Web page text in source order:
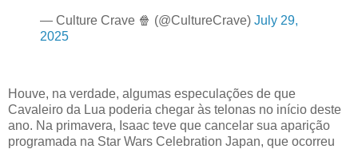
— Culture Crave 🍿 (@CultureCrave) July 29,
2025
Houve, na verdade, algumas especulações de que
Cavaleiro da Lua poderia chegar às telonas no início deste
ano. Na primavera, Isaac teve que cancelar sua aparição
programada na Star Wars Celebration Japan, que ocorreu